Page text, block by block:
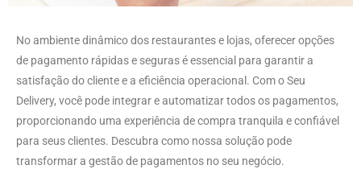
No ambiente dinâmico dos restaurantes e lojas, oferecer opções
de pagamento rápidas e seguras é essencial para garantir a
satisfação do cliente e a eficiência operacional. Com o Seu
Delivery, você pode integrar e automatizar todos os pagamentos,
proporcionando uma experiência de compra tranquila e confiável
para seus clientes. Descubra como nossa solução pode
transformar a gestão de pagamentos no seu negócio.